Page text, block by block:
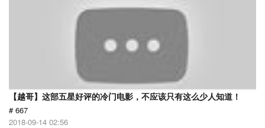
【越哥】这部五星好评的冷门电影，不应该只有这么少人知道！
# 667
2018-09-14 02:56